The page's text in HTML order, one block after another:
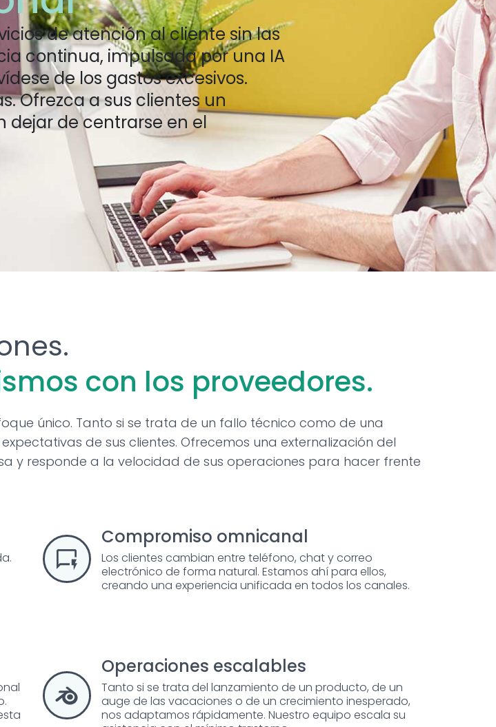
de atención al cliente sin las
continua, impulsada por una IA
de los gastos excesivos.
Ofrezca a sus clientes un
dejar de centrarse en el
con los proveedores.
único. Tanto si se trata de un fallo técnico como de una
de sus clientes. Ofrecemos una externalización del
y responde a la velocidad de sus operaciones para hacer frente
Compromiso omnicanal
Los clientes cambian entre teléfono, chat y correo
electrónico de forma natural. Estamos ahí para ellos,
creando una experiencia unificada en todos los canales.
Operaciones escalables
Tanto si se trata del lanzamiento de un producto, de un
auge de las vacaciones o de un crecimiento inesperado,
nos adaptamos rápidamente. Nuestro equipo escala su